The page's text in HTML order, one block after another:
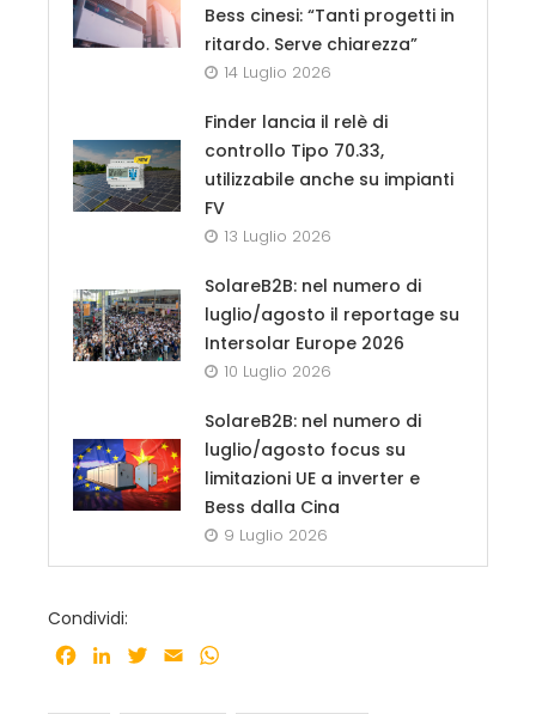
Bess cinesi: “Tanti progetti in
ritardo. Serve chiarezza”
14 Luglio 2026
Finder lancia il relè di
controllo Tipo 70.33,
utilizzabile anche su impianti
FV
13 Luglio 2026
SolareB2B: nel numero di
luglio/agosto il reportage su
Intersolar Europe 2026
10 Luglio 2026
SolareB2B: nel numero di
luglio/agosto focus su
limitazioni UE a inverter e
Bess dalla Cina
9 Luglio 2026
Condividi:
Facebook
LinkedInTwitter
Email